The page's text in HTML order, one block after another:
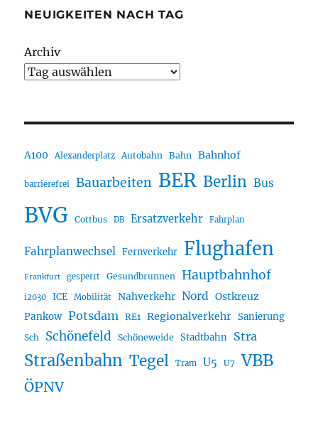
NEUIGKEITEN NACH TAG
Archiv
A100 Alexanderplatz Autobahn Bahn Bahnhof
barrierefrei Bauarbeiten BER Berlin Bus
BVG Cottbus DB Ersatzverkehr Fahrplan
Fahrplanwechsel Fernverkehr Flughafen
Frankfurt gesperrt Gesundbrunnen Hauptbahnhof
i2030 ICE Mobilität Nahverkehr Nord Ostkreuz
Pankow Potsdam RE1 Regionalverkehr Sanierung
Sch Schönefeld Schöneweide Stadtbahn Stra
Straßenbahn Tegel Tram U5 U7 VBB
ÖPNV